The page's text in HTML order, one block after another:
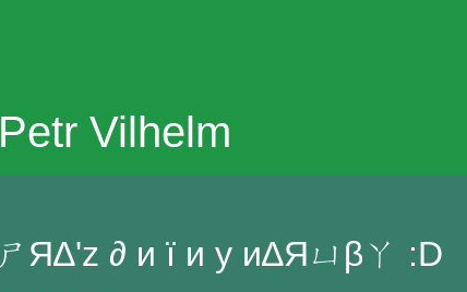
Petr Vilhelm
ㄕЯ∆'z ∂ и ï и у и∆Яㄩβㄚ :D